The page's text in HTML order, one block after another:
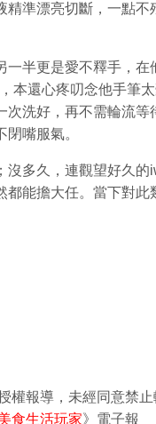
精準漂亮切斷，一點不
半更是愛不釋手，在
本還心疼叨念他手筆
次洗好，再不需輪流等
嘴服氣。
沒多久，連觀望好久的
都能擔大任。當下對
報導，未經同意禁止
食生活玩家》電子報